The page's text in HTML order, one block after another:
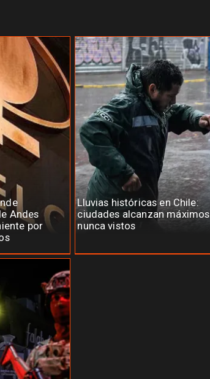
Andes
por
Lluvias históricas en Chile:
ciudades alcanzan máximos
nunca vistos